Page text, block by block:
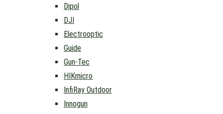
Dipol
DJI
Electrooptic
Guide
Gun-Tec
HIKmicro
InfiRay Outdoor
Innogun